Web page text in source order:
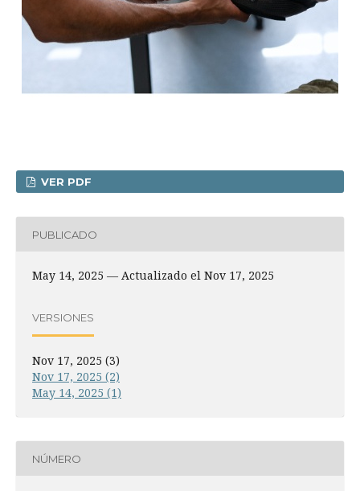
VER PDF
PUBLICADO
May 14, 2025 — Actualizado el Nov 17, 2025
VERSIONES
Nov 17, 2025 (3)
Nov 17, 2025 (2)
May 14, 2025 (1)
NÚMERO